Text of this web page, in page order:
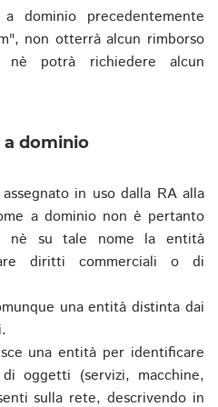
dominio precedentemente
non otterrà alcun rimborso
potrà richiedere alcun
a dominio
in uso dalla RA alla
a dominio non è pertanto
nè su tale nome la entità
diritti commerciali o di
una entità distinta dai
una entità per identificare
oggetti (servizi, macchine,
sulla rete, descrivendo in